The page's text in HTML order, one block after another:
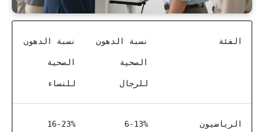
الفئة نسبة الدهون
الصحية
للرجال
نسبة الدهون
الصحية
للنساء
الرياضيون 6-13%
16-23%